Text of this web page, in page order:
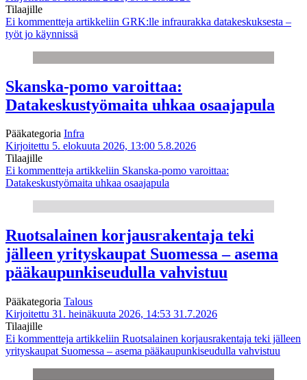
Tilaajille
Ei kommentteja artikkeliin GRK:lle infraurakka datakeskuksesta –
työt jo käynnissä
Skanska-pomo varoittaa:
Datakeskustyömaita uhkaa osaajapula
Pääkategoria Infra
Kirjoitettu 5. elokuuta 2026, 13:00 5.8.2026
Tilaajille
Ei kommentteja artikkeliin Skanska-pomo varoittaa:
Datakeskustyömaita uhkaa osaajapula
Ruotsalainen korjausrakentaja teki
jälleen yrityskaupat Suomessa – asema
pääkaupunkiseudulla vahvistuu
Pääkategoria Talous
Kirjoitettu 31. heinäkuuta 2026, 14:53 31.7.2026
Tilaajille
Ei kommentteja artikkeliin Ruotsalainen korjausrakentaja teki jälleen
yrityskaupat Suomessa – asema pääkaupunkiseudulla vahvistuu